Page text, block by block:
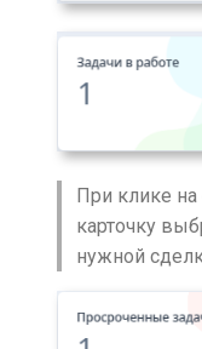
При клике на
карточку
нужной